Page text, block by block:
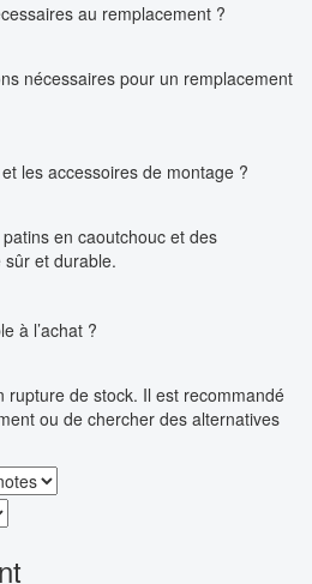
au remplacement ?
nécessaires pour un remplacement
les accessoires de montage ?
en caoutchouc et des
et durable.
à l’achat ?
rupture de stock. Il est recommandé
ou de chercher des alternatives